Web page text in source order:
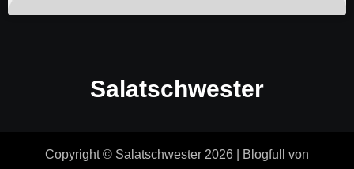
Salatschwester
Copyright © Salatschwester 2026 Blogfull
von